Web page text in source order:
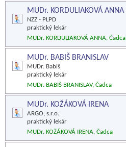
MUDr. KORDULIAKOVÁ ANNA
NZZ - PLPD
praktický lekár
MUDr. KORDULIAKOVÁ ANNA, Čadca
MUDr. BABIŠ BRANISLAV
MUDr. Babiš
praktický lekár
MUDr. BABIŠ BRANISLAV, Čadca
MUDr. KOŽÁKOVÁ IRENA
ARGO, s.r.o.
praktický lekár
MUDr. KOŽÁKOVÁ IRENA, Čadca